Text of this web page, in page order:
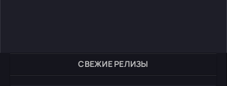
СВЕЖИЕ РЕЛИЗЫ